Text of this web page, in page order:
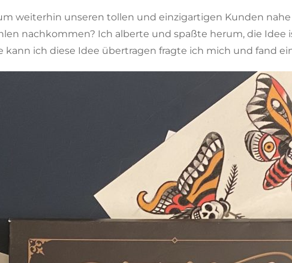
weiterhin unseren tollen und einzigartigen Kunden
nachkommen? Ich alberte und spaßte herum, die
ich diese Idee übertragen fragte ich mich und fand